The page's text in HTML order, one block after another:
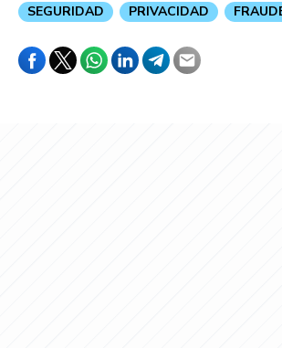
SEGURIDAD PRIVACIDAD